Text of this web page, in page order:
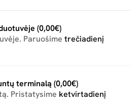
(0,00€)
Paruošime trečiadienį
terminalą (0,00€)
Pristatysime ketvirtadienį